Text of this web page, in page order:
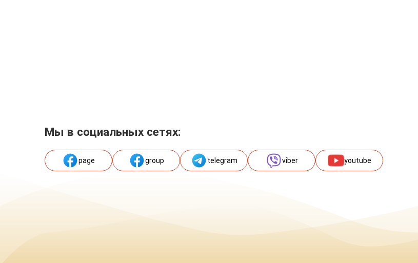
Мы в социальных сетях:
page group telegram viber youtube